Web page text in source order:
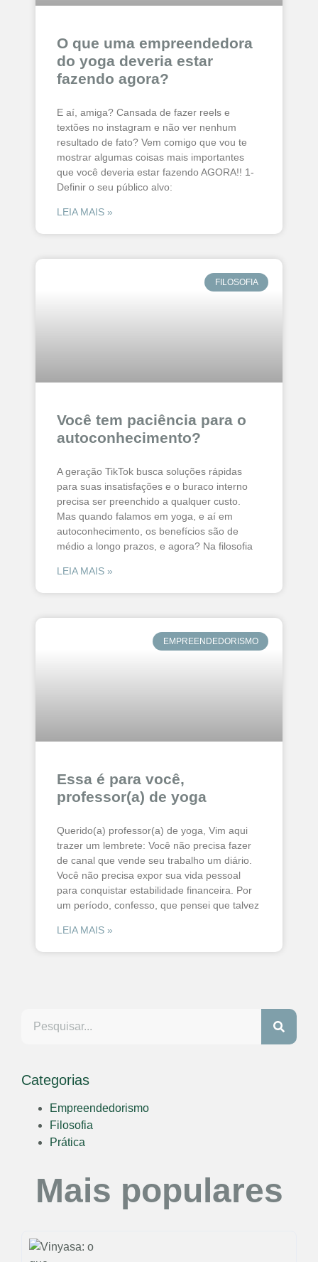
O que uma empreendedora
do yoga deveria estar
fazendo agora?
E aí, amiga? Cansada de fazer reels e
textões no instagram e não ver nenhum
resultado de fato? Vem comigo que vou te
mostrar algumas coisas mais importantes
que você deveria estar fazendo AGORA!! 1-
Definir o seu público alvo:
LEIA MAIS »
FILOSOFIA
Você tem paciência para o
autoconhecimento?
A geração TikTok busca soluções rápidas
para suas insatisfações e o buraco interno
precisa ser preenchido a qualquer custo.
Mas quando falamos em yoga, e aí em
autoconhecimento, os benefícios são de
médio a longo prazos, e agora? Na filosofia
LEIA MAIS »
EMPREENDEDORISMO
Essa é para você,
professor(a) de yoga
Querido(a) professor(a) de yoga, Vim aqui
trazer um lembrete: Você não precisa fazer
de canal que vende seu trabalho um diário.
Você não precisa expor sua vida pessoal
para conquistar estabilidade financeira. Por
um período, confesso, que pensei que talvez
LEIA MAIS »
Categorias
Empreendedorismo
Filosofia
Prática
Mais populares